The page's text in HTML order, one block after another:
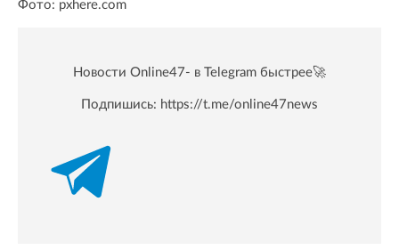
Фото: pxhere.com
Новости Online47- в Telegram быстрее🚀
Подпишись: https://t.me/online47news